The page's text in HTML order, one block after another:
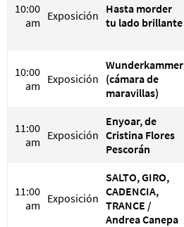
10:00
am Exposición Hasta morder
tu lado brillante
10:00
am Exposición
Wunderkammer
(cámara de
maravillas)
11:00
am Exposición
Enyoar, de
Cristina Flores
Pescorán
11:00
am Exposición
SALTO, GIRO,
CADENCIA,
TRANCE /
Andrea Canepa